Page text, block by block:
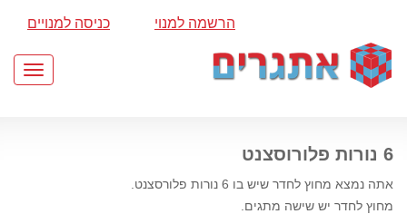
הרשמה למנוי כניסה למנויים
6 נורות פלורוסצנט
אתה נמצא מחוץ לחדר שיש בו 6 נורות פלורסצנט.
מחוץ לחדר יש שישה מתגים.